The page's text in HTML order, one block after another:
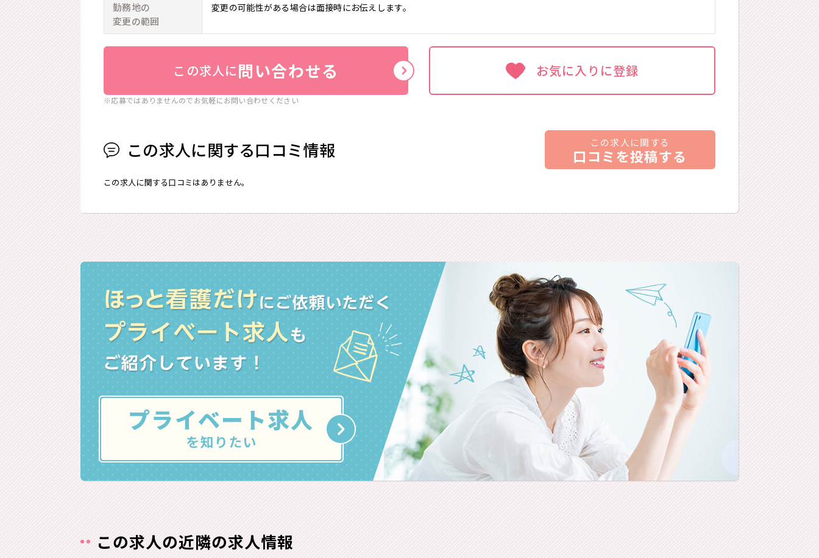
勤務地の
変更の範囲
変更の可能性がある場合は面接時にお伝えします。
この求人に問い合わせる お気に入りに登録
※応募ではありませんのでお気軽にお問い合わせください
この求人に関する口コミ情報 この求人に関する
口コミを投稿する
この求人に関する口コミはありません。
この求人の近隣の求人情報